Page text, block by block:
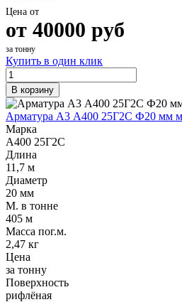
Цена от
от 40000 руб
за тонну
Купить в один клик
В корзину
Арматура А3 А400 25Г2С Ф20 мм
Марка
А400 25Г2С
Длина
11,7 м
Диаметр
20 мм
М. в тонне
405 м
Масса пог.м.
2,47 кг
Цена
за тонну
Поверхность
рифлёная